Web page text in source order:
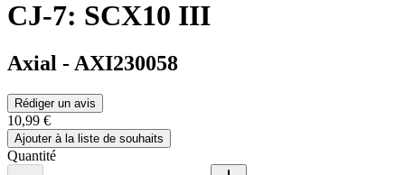
CJ-7: SCX10 III
Axial - AXI230058
Rédiger un avis
10,99 €
Ajouter à la liste de souhaits
Quantité